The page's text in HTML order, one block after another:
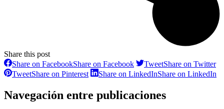
Share this post
Share on FacebookShare on Facebook TweetShare on Twitter
TweetShare on Pinterest Share on LinkedInShare on LinkedIn
Navegación entre publicaciones